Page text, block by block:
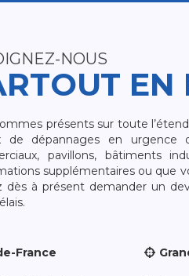
NOUS
EN
présents sur toute
de dépannages en
pavillons, bâtiments
supplémentaires ou que
dès à présent demander un
France